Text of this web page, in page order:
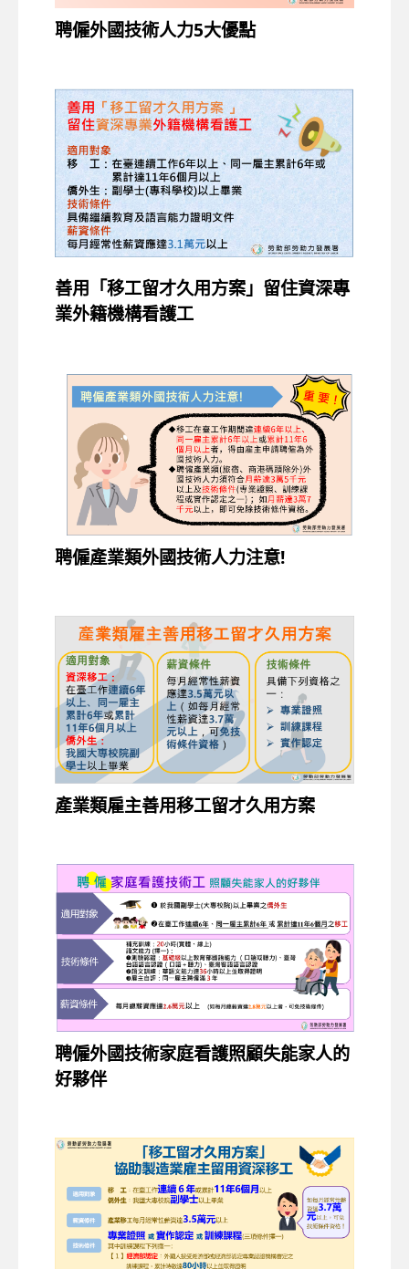
聘僱外國技術人力5大優點
善用「移工留才久用方案」留住資深專
業外籍機構看護工
聘僱產業類外國技術人力注意!
產業類雇主善用移工留才久用方案
聘僱外國技術家庭看護照顧失能家人的
好夥伴